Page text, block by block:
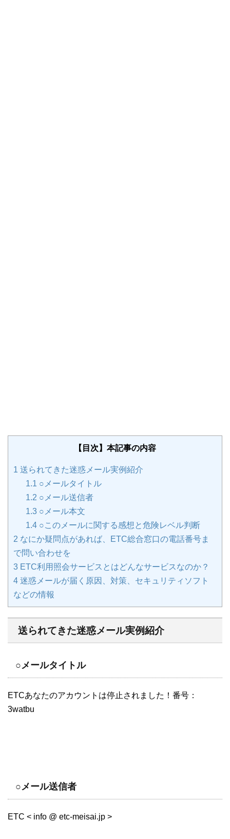
【目次】本記事の内容
1 送られてきた迷惑メール実例紹介
1.1 ○メールタイトル
1.2 ○メール送信者
1.3 ○メール本文
1.4 ○このメールに関する感想と危険レベル判断
2 なにか疑問点があれば、ETC総合窓口の電話番号ま
で問い合わせを
3 ETC利用照会サービスとはどんなサービスなのか？
4 迷惑メールが届く原因、対策、セキュリティソフト
などの情報
送られてきた迷惑メール実例紹介
○メールタイトル
ETCあなたのアカウントは停止されました！番号：
3watbu
○メール送信者
ETC < info @ etc-meisai.jp >